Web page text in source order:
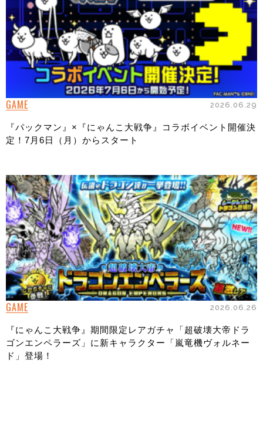
GAME 2026.06.29
『パックマン』×『にゃんこ大戦争』コラボイベント開催決
定！7月6日（月）からスタート
GAME 2026.06.26
『にゃんこ大戦争』期間限定レアガチャ「超破壊大帝ドラ
ゴンエンペラーズ」に新キャラクター「嵐竜機ヴォルネー
ド」登場！